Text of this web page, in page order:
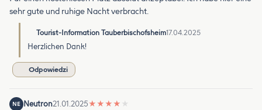
sehr gute und ruhige Nacht verbracht.
Tourist-Information Tauberbischofsheim17.04.2025
Herzlichen Dank!
Odpowiedzi
NE Neutron21.01.2025★ ★ ★ ★ ★